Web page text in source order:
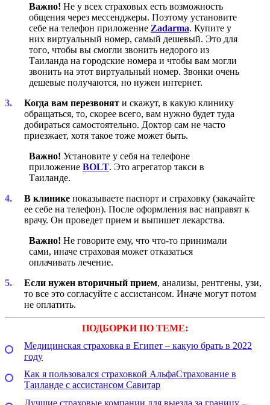
Важно! Не у всех страховых есть возможность
общения через мессенджеры. Поэтому установите
себе на телефон приложение Zadarma. Купите у
них виртуальный номер, самый дешевый. Это для
того, чтобы вы смогли звонить недорого из
Таиланда на городские номера и чтобы вам могли
звонить на этот виртуальный номер. Звонки очень
дешевые получаются, но нужен интернет.
Когда вам перезвонят и скажут, в какую клинику
обращаться, то, скорее всего, вам нужно будет туда
добираться самостоятельно. Доктор сам не часто
приезжает, хотя такое тоже может быть.
Важно! Установите у себя на телефоне
приложение BOLT. Это агрегатор такси в
Таиланде.
В клинике показываете паспорт и страховку (закачайте
ее себе на телефон). После оформления вас направят к
врачу. Он проведет прием и выпишет лекарства.
Важно! Не говорите ему, что что-то принимали
сами, иначе страховая может отказаться
оплачивать лечение.
Если нужен вторичный прием, анализы, рентгены, узи,
то все это согласуйте с ассистансом. Иначе могут потом
не оплатить.
ПОДБОРКИ ПО ТЕМЕ:
Медицинская страховка в Египет – какую брать в 2022
году
Как я пользовался страховкой АльфаСтрахование в
Таиланде с ассистансом Савитар
Лучшие страховые компании для выезда за границу –